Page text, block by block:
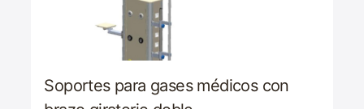
Soportes para gases médicos con